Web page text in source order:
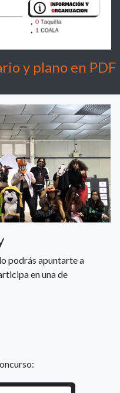
y plano en PDF
podrás apuntarte a
en una de